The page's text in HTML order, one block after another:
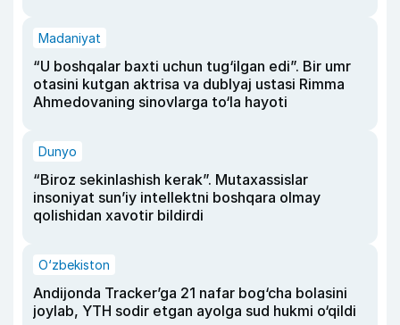
Madaniyat
“U boshqalar baxti uchun tug‘ilgan edi”. Bir umr
otasini kutgan aktrisa va dublyaj ustasi Rimma
Ahmedovaning sinovlarga to‘la hayoti
Dunyo
“Biroz sekinlashish kerak”. Mutaxassislar
insoniyat sun’iy intellektni boshqara olmay
qolishidan xavotir bildirdi
O‘zbekiston
Andijonda Tracker’ga 21 nafar bog‘cha bolasini
joylab, YTH sodir etgan ayolga sud hukmi o‘qildi